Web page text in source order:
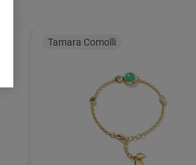
Tamara Comolli